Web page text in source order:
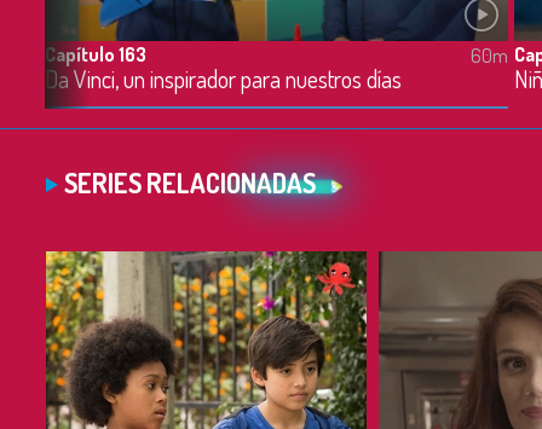
Capítulo 163
Da Vinci, un inspirador para nuestros días
60m
SERIES RELACIONADAS